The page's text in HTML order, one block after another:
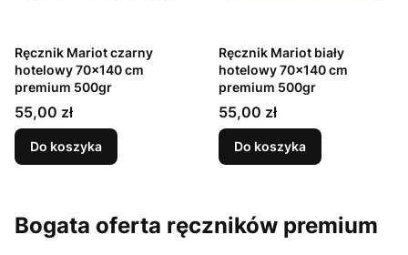
Ręcznik Mariot czarny
hotelowy 70x140 cm
premium 500gr
Cena
55,00 zł
Do koszyka
Ręcznik Mariot biały
hotelowy 70x140 cm
premium 500gr
Cena
55,00 zł
Do koszyka
Bogata oferta ręczników premium